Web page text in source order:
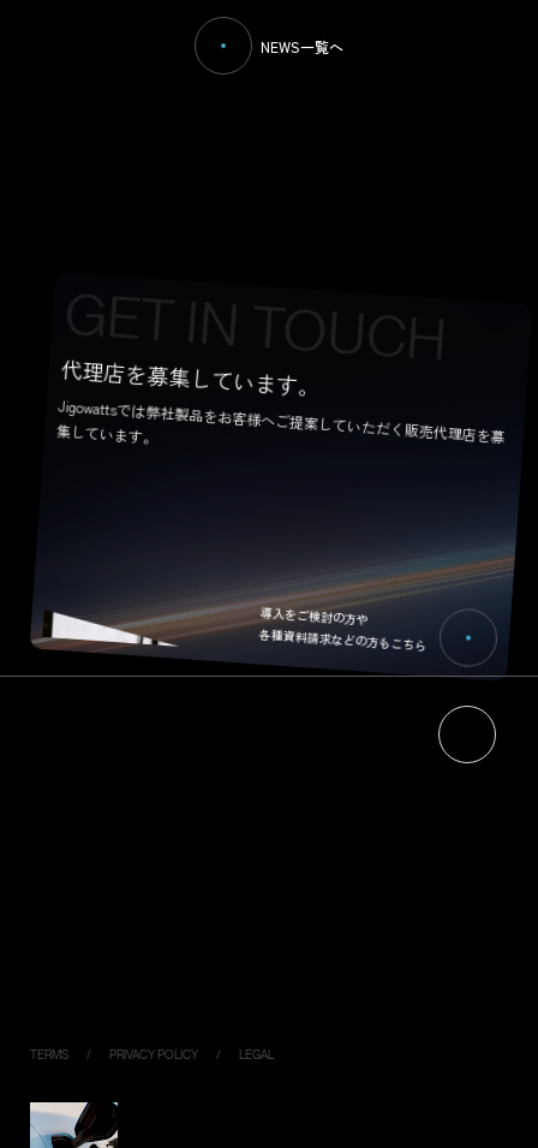
NEWS一覧へ
GET IN TOUCH
代理店を募集しています。
Jigowattsでは弊社製品をお客様へご提案していただく販売代理店を募
集しています。
導入をご検討の方や
各種資料請求などの方もこちら
TERMS PRIVACY POLICY LEGAL